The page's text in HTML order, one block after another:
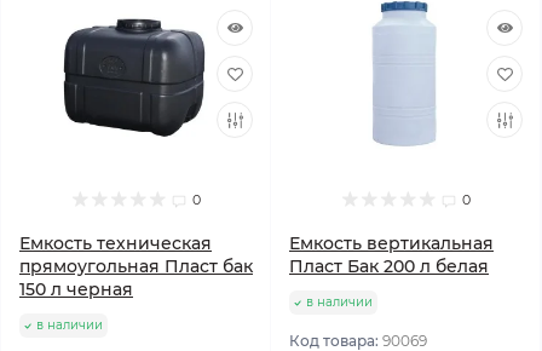
0
Емкость техническая
прямоугольная Пласт бак
150 л черная
в наличии
0
Емкость вертикальная
Пласт Бак 200 л белая
в наличии
Код товара: 90069